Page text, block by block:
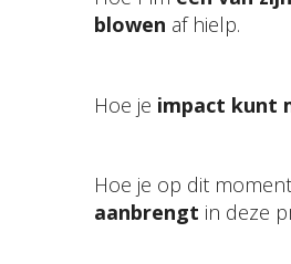
blowen af hielp.
Hoe je impact kunt
Hoe je op dit moment
aanbrengt in deze